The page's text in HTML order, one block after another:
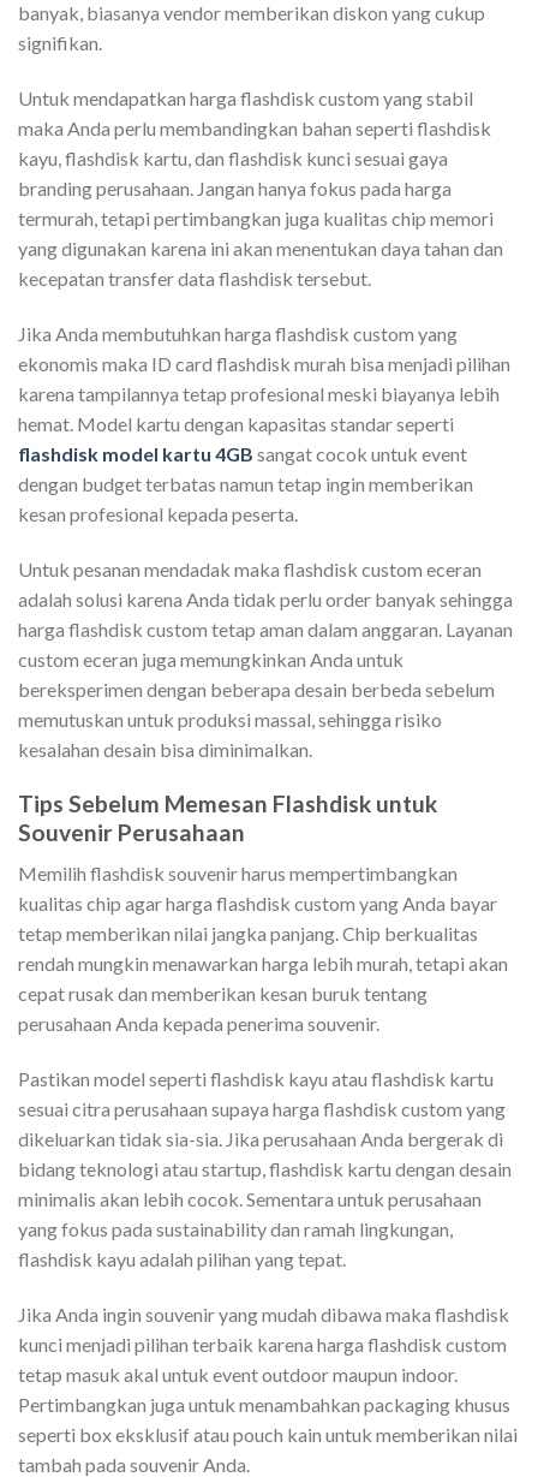
banyak, biasanya vendor memberikan diskon yang cukup
signifikan.
Untuk mendapatkan harga flashdisk custom yang stabil
maka Anda perlu membandingkan bahan seperti flashdisk
kayu, flashdisk kartu, dan flashdisk kunci sesuai gaya
branding perusahaan. Jangan hanya fokus pada harga
termurah, tetapi pertimbangkan juga kualitas chip memori
yang digunakan karena ini akan menentukan daya tahan dan
kecepatan transfer data flashdisk tersebut.
Jika Anda membutuhkan harga flashdisk custom yang
ekonomis maka ID card flashdisk murah bisa menjadi pilihan
karena tampilannya tetap profesional meski biayanya lebih
hemat. Model kartu dengan kapasitas standar seperti
flashdisk model kartu 4GB sangat cocok untuk event
dengan budget terbatas namun tetap ingin memberikan
kesan profesional kepada peserta.
Untuk pesanan mendadak maka flashdisk custom eceran
adalah solusi karena Anda tidak perlu order banyak sehingga
harga flashdisk custom tetap aman dalam anggaran. Layanan
custom eceran juga memungkinkan Anda untuk
bereksperimen dengan beberapa desain berbeda sebelum
memutuskan untuk produksi massal, sehingga risiko
kesalahan desain bisa diminimalkan.
Tips Sebelum Memesan Flashdisk untuk
Souvenir Perusahaan
Memilih flashdisk souvenir harus mempertimbangkan
kualitas chip agar harga flashdisk custom yang Anda bayar
tetap memberikan nilai jangka panjang. Chip berkualitas
rendah mungkin menawarkan harga lebih murah, tetapi akan
cepat rusak dan memberikan kesan buruk tentang
perusahaan Anda kepada penerima souvenir.
Pastikan model seperti flashdisk kayu atau flashdisk kartu
sesuai citra perusahaan supaya harga flashdisk custom yang
dikeluarkan tidak sia-sia. Jika perusahaan Anda bergerak di
bidang teknologi atau startup, flashdisk kartu dengan desain
minimalis akan lebih cocok. Sementara untuk perusahaan
yang fokus pada sustainability dan ramah lingkungan,
flashdisk kayu adalah pilihan yang tepat.
Jika Anda ingin souvenir yang mudah dibawa maka flashdisk
kunci menjadi pilihan terbaik karena harga flashdisk custom
tetap masuk akal untuk event outdoor maupun indoor.
Pertimbangkan juga untuk menambahkan packaging khusus
seperti box eksklusif atau pouch kain untuk memberikan nilai
tambah pada souvenir Anda.